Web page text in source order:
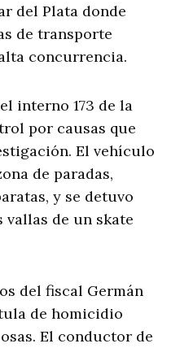
del Plata donde
de transporte
concurrencia.
interno 173 de la
por causas que
El vehículo
de paradas,
y se detuvo
de un skate
del fiscal Germán
de homicidio
El conductor de